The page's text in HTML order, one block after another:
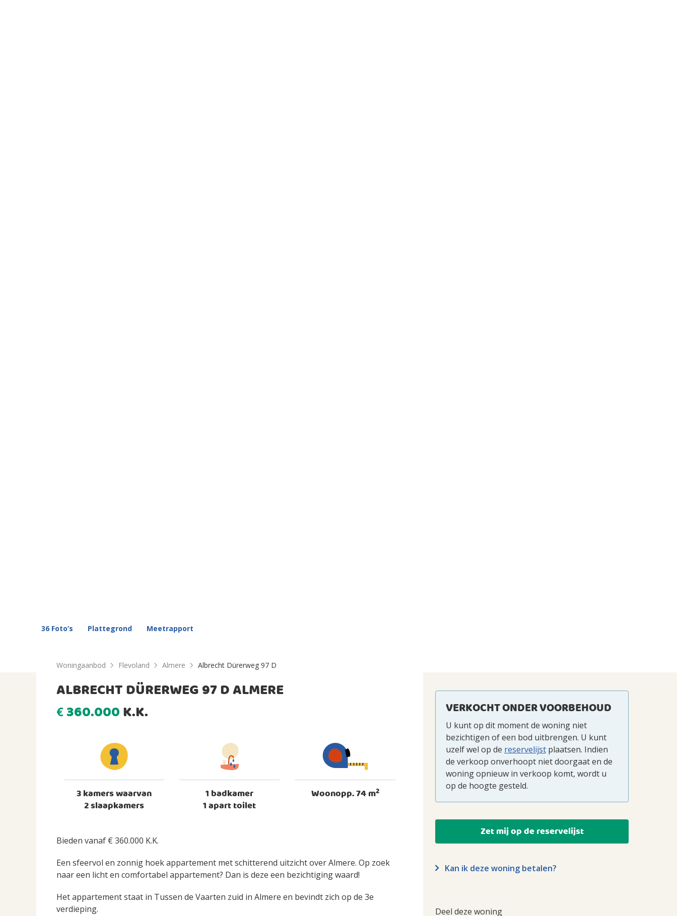
36 Foto’s Plattegrond Meetrapport
Woningaanbod Flevoland Almere Albrecht Dürerweg 97 D
ALBRECHT DÜRERWEG 97 D ALMERE
€360.000K.K.
3 kamers waarvan
2 slaapkamers
1 badkamer
1 apart toilet
Woonopp. 74 m2
Bieden vanaf € 360.000 K.K.
Een sfeervol en zonnig hoek appartement met schitterend uitzicht over Almere. Op zoek
naar een licht en comfortabel appartement? Dan is deze een bezichtiging waard!
Het appartement staat in Tussen de Vaarten zuid in Almere en bevindt zich op de 3e
verdieping.
VERKOCHT ONDER VOORBEHOUD
U kunt op dit moment de woning niet
bezichtigen of een bod uitbrengen. U kunt
uzelf wel op de reservelijst plaatsen. Indien
de verkoop onverhoopt niet doorgaat en de
woning opnieuw in verkoop komt, wordt u
op de hoogte gesteld.
Zet mij op de reservelijst
Kan ik deze woning betalen?
Deel deze woning